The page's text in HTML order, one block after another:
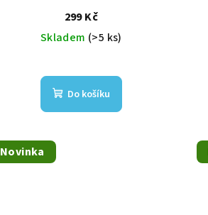
299 Kč
Skladem (>5 ks)
Do košíku
Novinka